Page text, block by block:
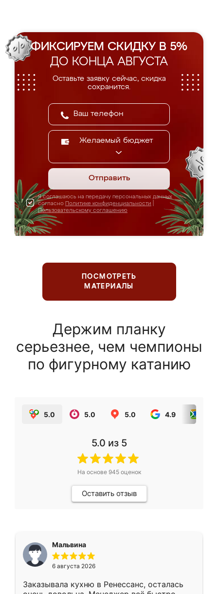
ФИКСИРУЕМ СКИДКУ В 5%
ДО КОНЦА АВГУСТА
Оставьте заявку сейчас, скидка
сохранится.
Желаемый бюджет
Отправить
Я соглашаюсь на передачу персональных данных
согласно Политике конфиденциальности
Пользовательскому соглашению
ПОСМОТРЕТЬ
МАТЕРИАЛЫ
Держим планку
серьезнее, чем чемпионы
по фигурному катанию
5.0 5.0 5.0 4.9
5.0 из 5
На основе 945оценок
Оставить отзыв
Мальвина
6 августа 2026
Заказывала кухню в Ренессанс, осталась